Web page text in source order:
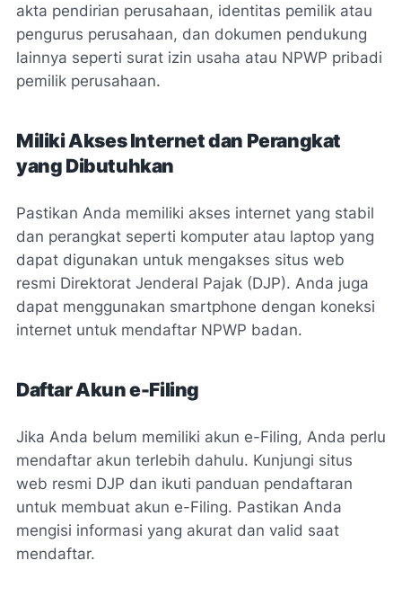
akta pendirian perusahaan, identitas pemilik atau
pengurus perusahaan, dan dokumen pendukung
lainnya seperti surat izin usaha atau NPWP pribadi
pemilik perusahaan.
Miliki Akses Internet dan Perangkat
yang Dibutuhkan
Pastikan Anda memiliki akses internet yang stabil
dan perangkat seperti komputer atau laptop yang
dapat digunakan untuk mengakses situs web
resmi Direktorat Jenderal Pajak (DJP). Anda juga
dapat menggunakan smartphone dengan koneksi
internet untuk mendaftar NPWP badan.
Daftar Akun e-Filing
Jika Anda belum memiliki akun e-Filing, Anda perlu
mendaftar akun terlebih dahulu. Kunjungi situs
web resmi DJP dan ikuti panduan pendaftaran
untuk membuat akun e-Filing. Pastikan Anda
mengisi informasi yang akurat dan valid saat
mendaftar.